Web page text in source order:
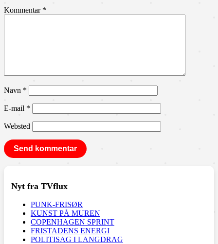
Kommentar *
Navn *
E-mail *
Websted
Nyt fra TVflux
PUNK-FRISØR
KUNST PÅ MUREN
COPENHAGEN SPRINT
FRISTADENS ENERGI
POLITISAG I LANGDRAG